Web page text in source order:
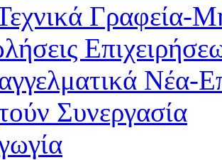
Γραφεία-
Νέα-
Συνεργασία